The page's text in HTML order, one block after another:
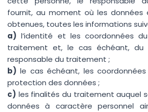
fournit, au moment où les données
obtenues, toutes les informations
a) l’identité et les coordonnées
traitement et, le cas échéant, du
responsable du traitement ;
b) le cas échéant, les
protection des données ;
c) les finalités du traitement auquel
données à caractère personnel
Vous êtes ?
Votre numéro de commande
(Visible sur le mail de confirmation)
Votre e-mail ?*